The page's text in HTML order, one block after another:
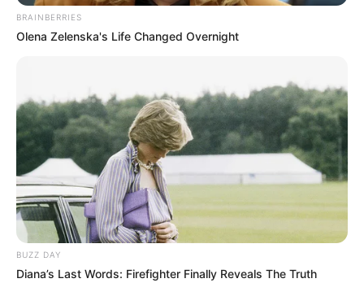
BRAINBERRIES
Olena Zelenska's Life Changed Overnight
BUZZ DAY
Diana’s Last Words: Firefighter Finally Reveals The Truth